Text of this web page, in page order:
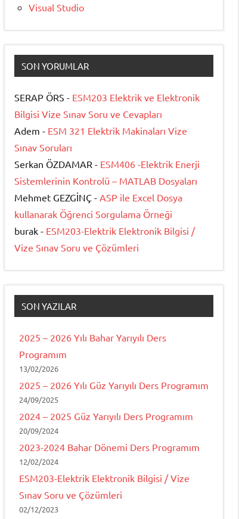
Visual Studio
SON YORUMLAR
SERAP ÖRS - ESM203 Elektrik ve Elektronik
Bilgisi Vize Sınav Soru ve Cevapları
Adem - ESM 321 Elektrik Makinaları Vize
Sınav Soruları
Serkan ÖZDAMAR - ESM406 -Elektrik Enerji
Sistemlerinin Kontrolü – MATLAB Dosyaları
Mehmet GEZGİNÇ - ASP ile Excel Dosya
kullanarak Öğrenci Sorgulama Örneği
burak - ESM203-Elektrik Elektronik Bilgisi /
Vize Sınav Soru ve Çözümleri
SON YAZILAR
2025 – 2026 Yılı Bahar Yarıyılı Ders
Programım
13/02/2026
2025 – 2026 Yılı Güz Yarıyılı Ders Programım
24/09/2025
2024 – 2025 Güz Yarıyılı Ders Programım
20/09/2024
2023-2024 Bahar Dönemi Ders Programım
12/02/2024
ESM203-Elektrik Elektronik Bilgisi / Vize
Sınav Soru ve Çözümleri
02/12/2023